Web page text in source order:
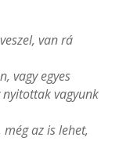
van rá
vagy egyes
vagyunk
az is lehet,